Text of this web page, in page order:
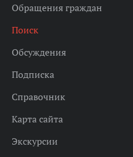
Обращения граждан
Поиск
Обсуждения
Подписка
Справочник
Карта сайта
Экскурсии